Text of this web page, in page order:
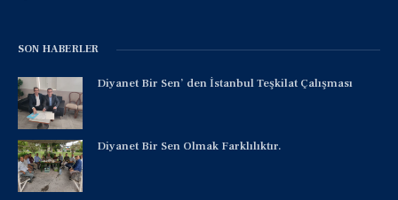
SON HABERLER
Diyanet Bir Sen’ den İstanbul Teşkilat Çalışması
Diyanet Bir Sen Olmak Farklılıktır.